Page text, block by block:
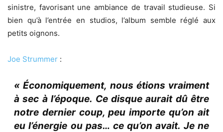
sinistre, favorisant une ambiance de travail studieuse. Si
bien qu’à l’entrée en studios, l’album semble réglé aux
petits oignons.
Joe Strummer :
« Économiquement, nous étions vraiment
à sec à l’époque. Ce disque aurait dû être
notre dernier coup, peu importe qu’on ait
eu l’énergie ou pas… ce qu’on avait. Je ne